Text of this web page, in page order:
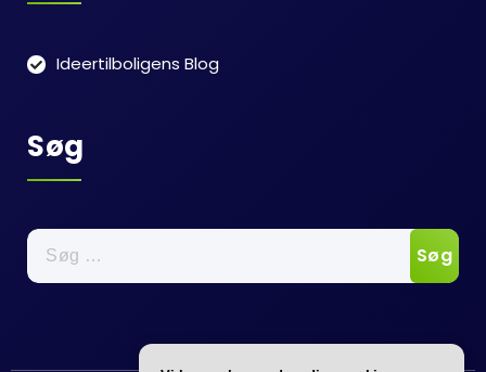
Ideertilboligens Blog
Søg
Søg
efter: